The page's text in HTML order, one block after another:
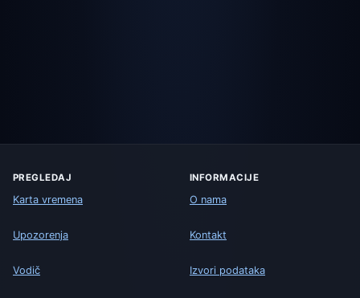
PREGLEDAJ
Karta vremena
Upozorenja
Vodič
INFORMACIJE
O nama
Kontakt
Izvori podataka